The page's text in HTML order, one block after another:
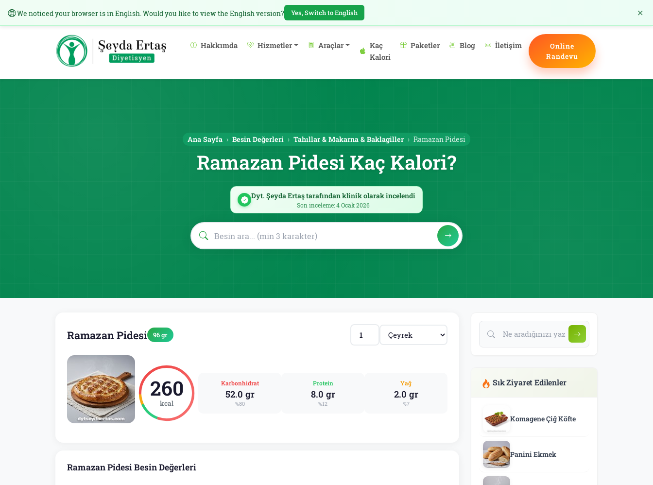
We noticed your browser is in English. Would you like to view the English version? Yes, Switch to English ×
Hakkımda Hizmetler Araçlar
Kaç
Kalori
Paketler Blog İletişim
Online
Randevu
Ana Sayfa Besin Değerleri Tahıllar & Makarna & Baklagiller Ramazan Pidesi
Ramazan Pidesi Kaç Kalori?
Dyt. Şeyda Ertaş tarafından klinik olarak incelendi
Son inceleme: 4 Ocak 2026
Ramazan Pidesi 96 gr
260
kcal
Karbonhidrat
52.0 gr
%80
Protein
8.0 gr
%12
Yağ
2.0 gr
%7
Ramazan Pidesi Besin Değerleri
Sık Ziyaret Edilenler
Komagene Çiğ Köfte
Panini Ekmek